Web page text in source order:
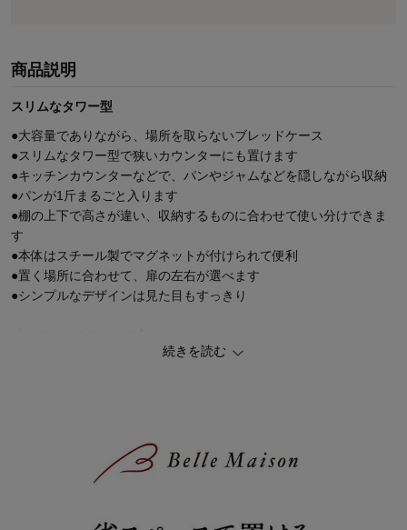
商品説明
スリムなタワー型
●大容量でありながら、場所を取らないブレッドケース
●スリムなタワー型で狭いカウンターにも置けます
●キッチンカウンターなどで、パンやジャムなどを隠しながら収納
●パンが1斤まるごと入ります
●棚の上下で高さが違い、収納するものに合わせて使い分けできま
す
●本体はスチール製でマグネットが付けられて便利
●置く場所に合わせて、扉の左右が選べます
●シンプルなデザインは見た目もすっきり
タワーは、「暮らしをもっとスタイリッシュに」をコンセプトとし
納、インテリア用品などを展開
モダン、スタイリッシュ、シンプルにデザインされながら、機能性
続きを読む